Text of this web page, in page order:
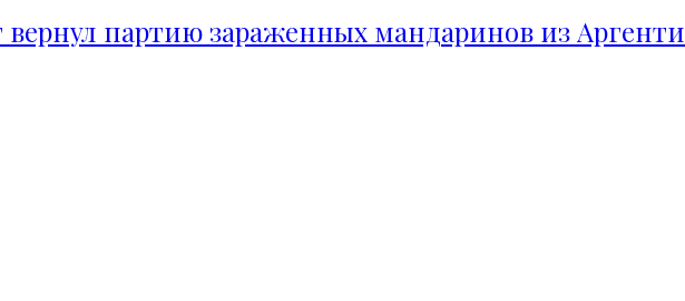
вернул партию зараженных мандаринов из